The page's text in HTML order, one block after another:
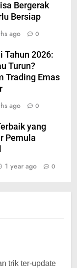
Bergerak
Bersiap
ago 0
Tahun 2026:
Turun?
Trading Emas
ago 0
yang
Pemula
1 year ago 0
trik ter-update